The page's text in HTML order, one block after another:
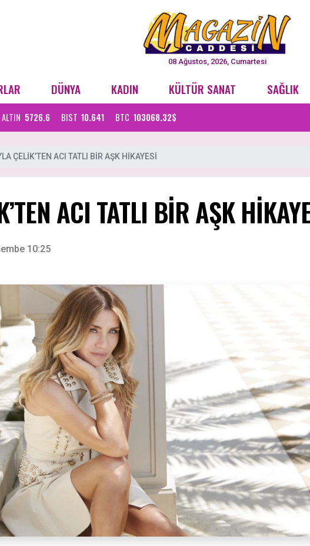
08 Ağustos, 2026, Cumartesi
DÜNYA KADIN KÜLTÜR SANAT SAĞLIK
ALTIN 5726.6 BIST 10.641 BTC 103068.32$
ÇELİK’TEN ACI TATLI BİR AŞK HİKAYESİ
ACI TATLI BİR AŞK
10:25